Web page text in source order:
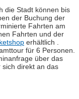
die Stadt können bis
der Buchung der
Fahrten am
Fahrten und der
erhältlich .
für 6 Personen.
über das
direkt an das